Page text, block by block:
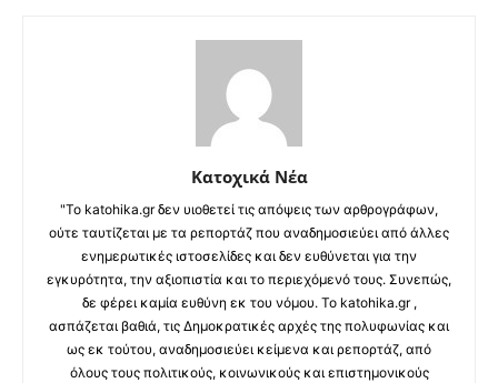
Κατοχικά Νέα
"Το katohika.gr δεν υιοθετεί τις απόψεις των αρθρογράφων,
ούτε ταυτίζεται με τα ρεπορτάζ που αναδημοσιεύει από άλλες
ενημερωτικές ιστοσελίδες και δεν ευθύνεται για την
εγκυρότητα, την αξιοπιστία και το περιεχόμενό τους. Συνεπώς,
δε φέρει καμία ευθύνη εκ του νόμου. Το katohika.gr ,
ασπάζεται βαθιά, τις Δημοκρατικές αρχές της πολυφωνίας και
ως εκ τούτου, αναδημοσιεύει κείμενα και ρεπορτάζ, από
όλους τους πολιτικούς, κοινωνικούς και επιστημονικούς